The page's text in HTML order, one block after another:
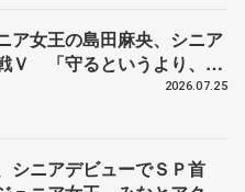
ア女王の島田麻央、シニア
Ｖ 「守るというより、攻
ち、みなとアクルス杯2026.07.25
シニアデビューでＳＰ首